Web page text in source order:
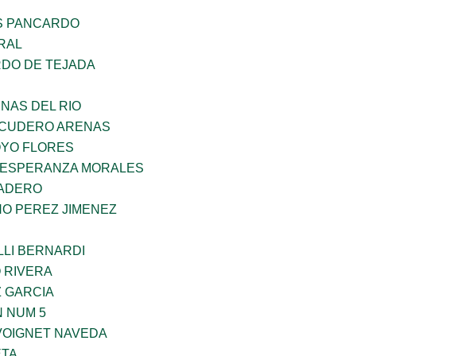
PANCARDO
DE TEJADA
DEL RIO
ARENAS
FLORES
MORALES
PEREZ JIMENEZ
BERNARDI
RIVERA
GARCIA
NUM 5
NAVEDA